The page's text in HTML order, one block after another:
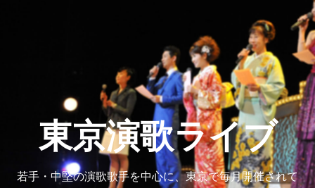
東京演歌ライブ
若手・中堅の演歌歌手を中心に、東京で毎月開催されて